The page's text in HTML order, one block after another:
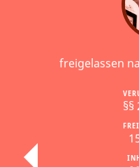
freigelassen
§§